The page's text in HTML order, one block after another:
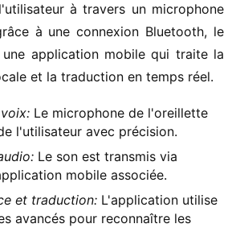
à travers un microphone
à une connexion Bluetooth, le
application mobile qui traite la
et la traduction en temps réel.
Le microphone de l'oreillette
l'utilisateur avec précision.
Le son est transmis via
mobile associée.
et traduction: L'application utilise
avancés pour reconnaître les